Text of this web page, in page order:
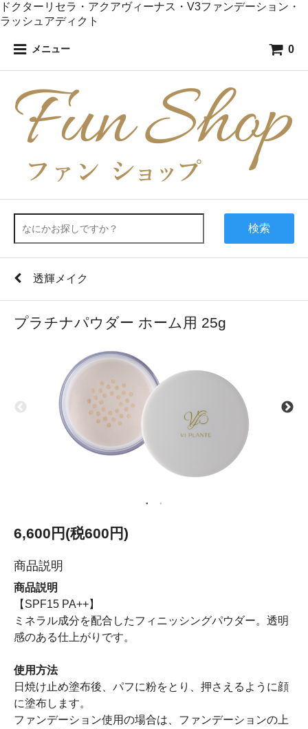
ドクターリセラ・アクアヴィーナス・V3ファンデーション・
ラッシュアディクト
メニュー 0
検索
透輝メイク
プラチナパウダー ホーム用 25g
6,600円(税600円)
商品説明
商品説明
【SPF15 PA++】
ミネラル成分を配合したフィニッシングパウダー。透明
感のある仕上がりです。
使用方法
日焼け止め塗布後、パフに粉をとり、押さえるように顔
に塗布します。
ファンデーション使用の場合は、ファンデーションの上